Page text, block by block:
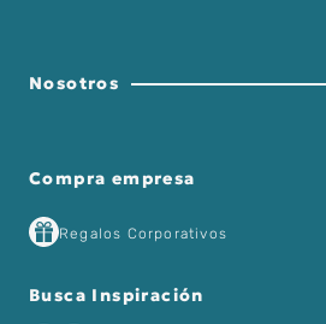
Nosotros
Compra empresa
Regalos Corporativos
Busca Inspiración